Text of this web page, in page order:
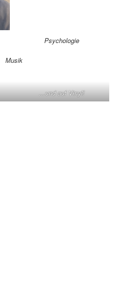
Psychologie
Musik
…und auf Vinyl!